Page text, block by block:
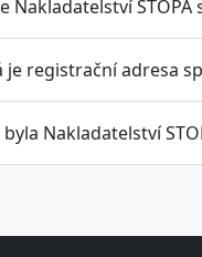
Nakladatelství STOPA
je registrační adresa
byla Nakladatelství